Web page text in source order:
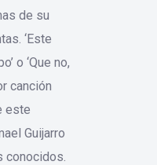
de su
‘Este
o ‘Que no,
canción
este
Guijarro
conocidos.